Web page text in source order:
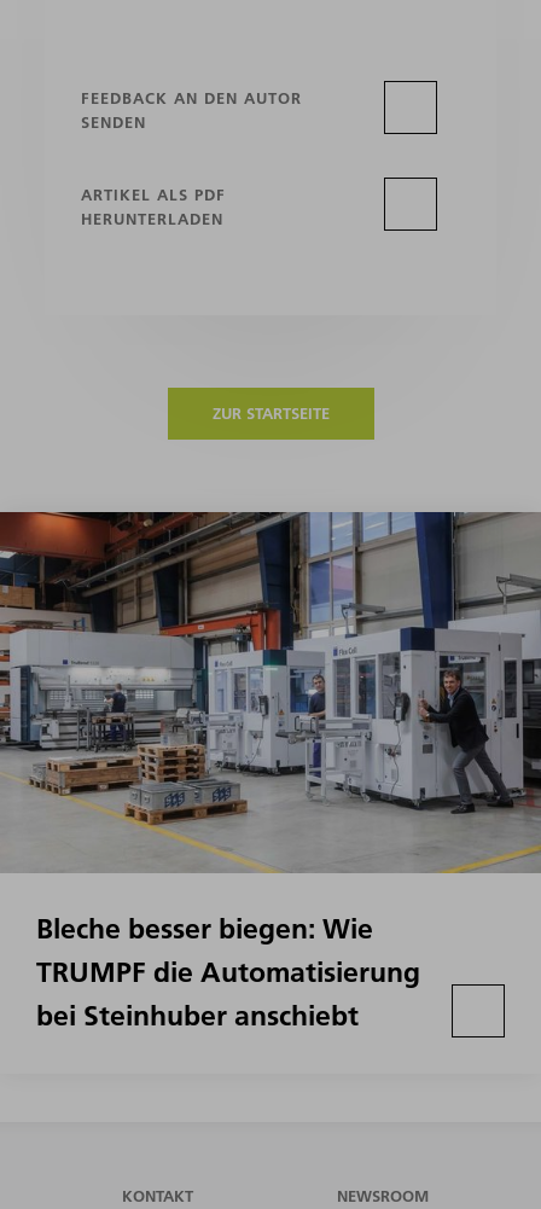
FEEDBACK AN DEN AUTOR
SENDEN
ARTIKEL ALS PDF
HERUNTERLADEN
ZUR STARTSEITE
Bleche besser biegen: Wie
TRUMPF die Automatisierung
bei Steinhuber anschiebt
KONTAKT NEWSROOM